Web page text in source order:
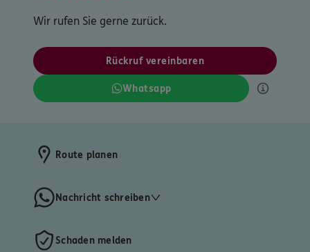
Wir rufen Sie gerne zurück.
Rückruf vereinbaren
Whatsapp
Route planen
Nachricht schreiben
Schaden melden